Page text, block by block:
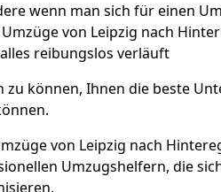
wenn man sich für einen
von Leipzig nach
reibungslos verläuft
können, Ihnen die beste
von Leipzig nach
Umzugshelfern, die